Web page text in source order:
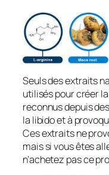
Seuls des extraits
utilisés pour créer
reconnus depuis
la libido et à
Ces extraits ne
mais si vous êtes
n’achetez pas ce